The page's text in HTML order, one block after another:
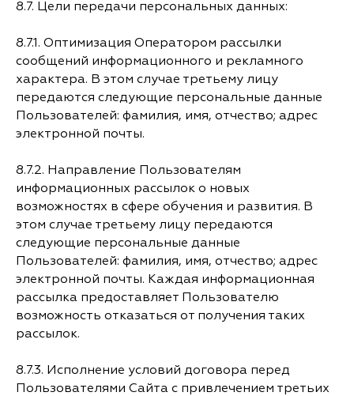
8.7. Цели передачи персональных данных:
8.7.1. Оптимизация Оператором рассылки
сообщений информационного и рекламного
характера. В этом случае третьему лицу
передаются следующие персональные данные
Пользователей: фамилия, имя, отчество; адрес
электронной почты.
8.7.2. Направление Пользователям
информационных рассылок о новых
возможностях в сфере обучения и развития. В
этом случае третьему лицу передаются
следующие персональные данные
Пользователей: фамилия, имя, отчество; адрес
электронной почты. Каждая информационная
рассылка предоставляет Пользователю
возможность отказаться от получения таких
рассылок.
8.7.3. Исполнение условий договора перед
Пользователями Сайта с привлечением третьих